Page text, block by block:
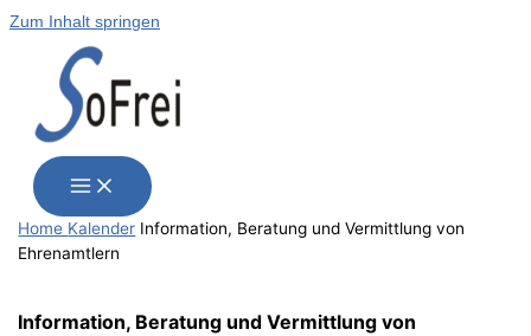
Zum Inhalt springen
Home Kalender Infor­ma­ti­on, Bera­tung und Ver­mitt­lung von
Ehrenamtlern
Infor­ma­ti­on, Bera­tung und Ver­mitt­lung von